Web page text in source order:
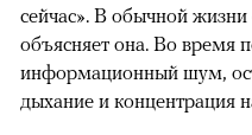
сейчас». В обычной
объясняет она. Во время
информационный шум,
дыхание и концентрация